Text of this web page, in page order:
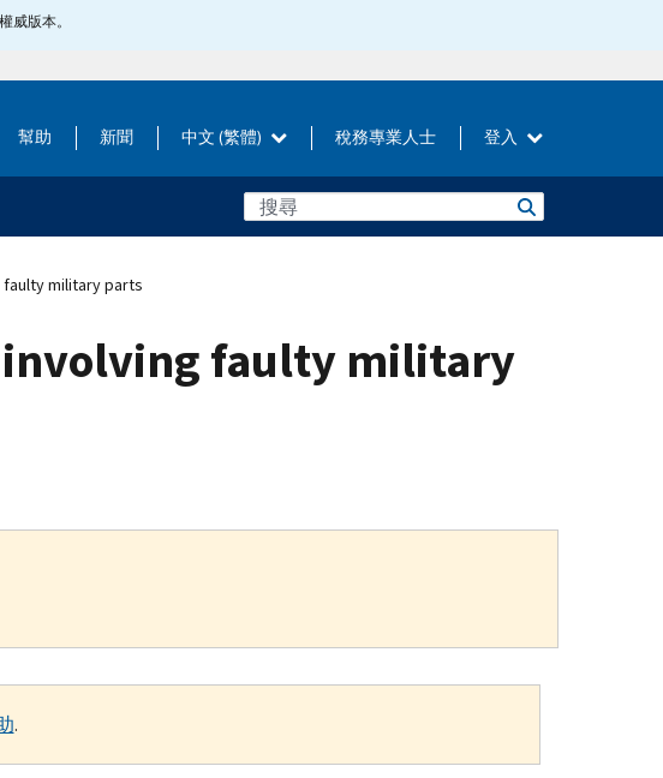
威版本。
幫助 新聞 中文 (繁體) 稅務專業人士 登入
faulty military parts
involving faulty military
.